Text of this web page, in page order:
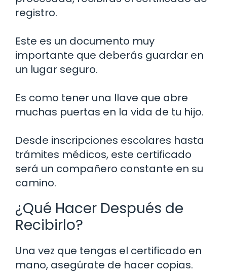
registro.
Este es un documento muy
importante que deberás guardar en
un lugar seguro.
Es como tener una llave que abre
muchas puertas en la vida de tu hijo.
Desde inscripciones escolares hasta
trámites médicos, este certificado
será un compañero constante en su
camino.
¿Qué Hacer Después de
Recibirlo?
Una vez que tengas el certificado en
mano, asegúrate de hacer copias.